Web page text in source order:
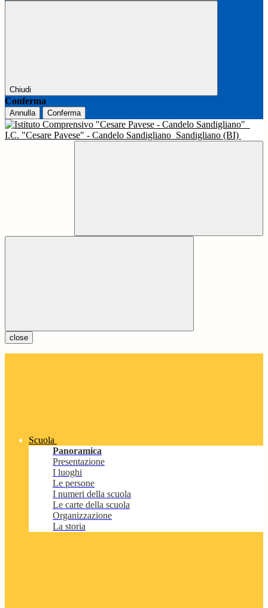
Chiudi
Conferma
Annulla Conferma
I.C. "Cesare Pavese" - Candelo Sandigliano Sandigliano (BI)
close
Scuola
Panoramica
Presentazione
I luoghi
Le persone
I numeri della scuola
Le carte della scuola
Organizzazione
La storia